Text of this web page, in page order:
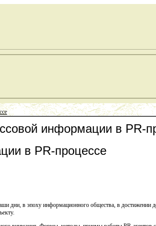
информации в PR-
в PR-процессе
дни, в эпоху информационного общества, в достижении